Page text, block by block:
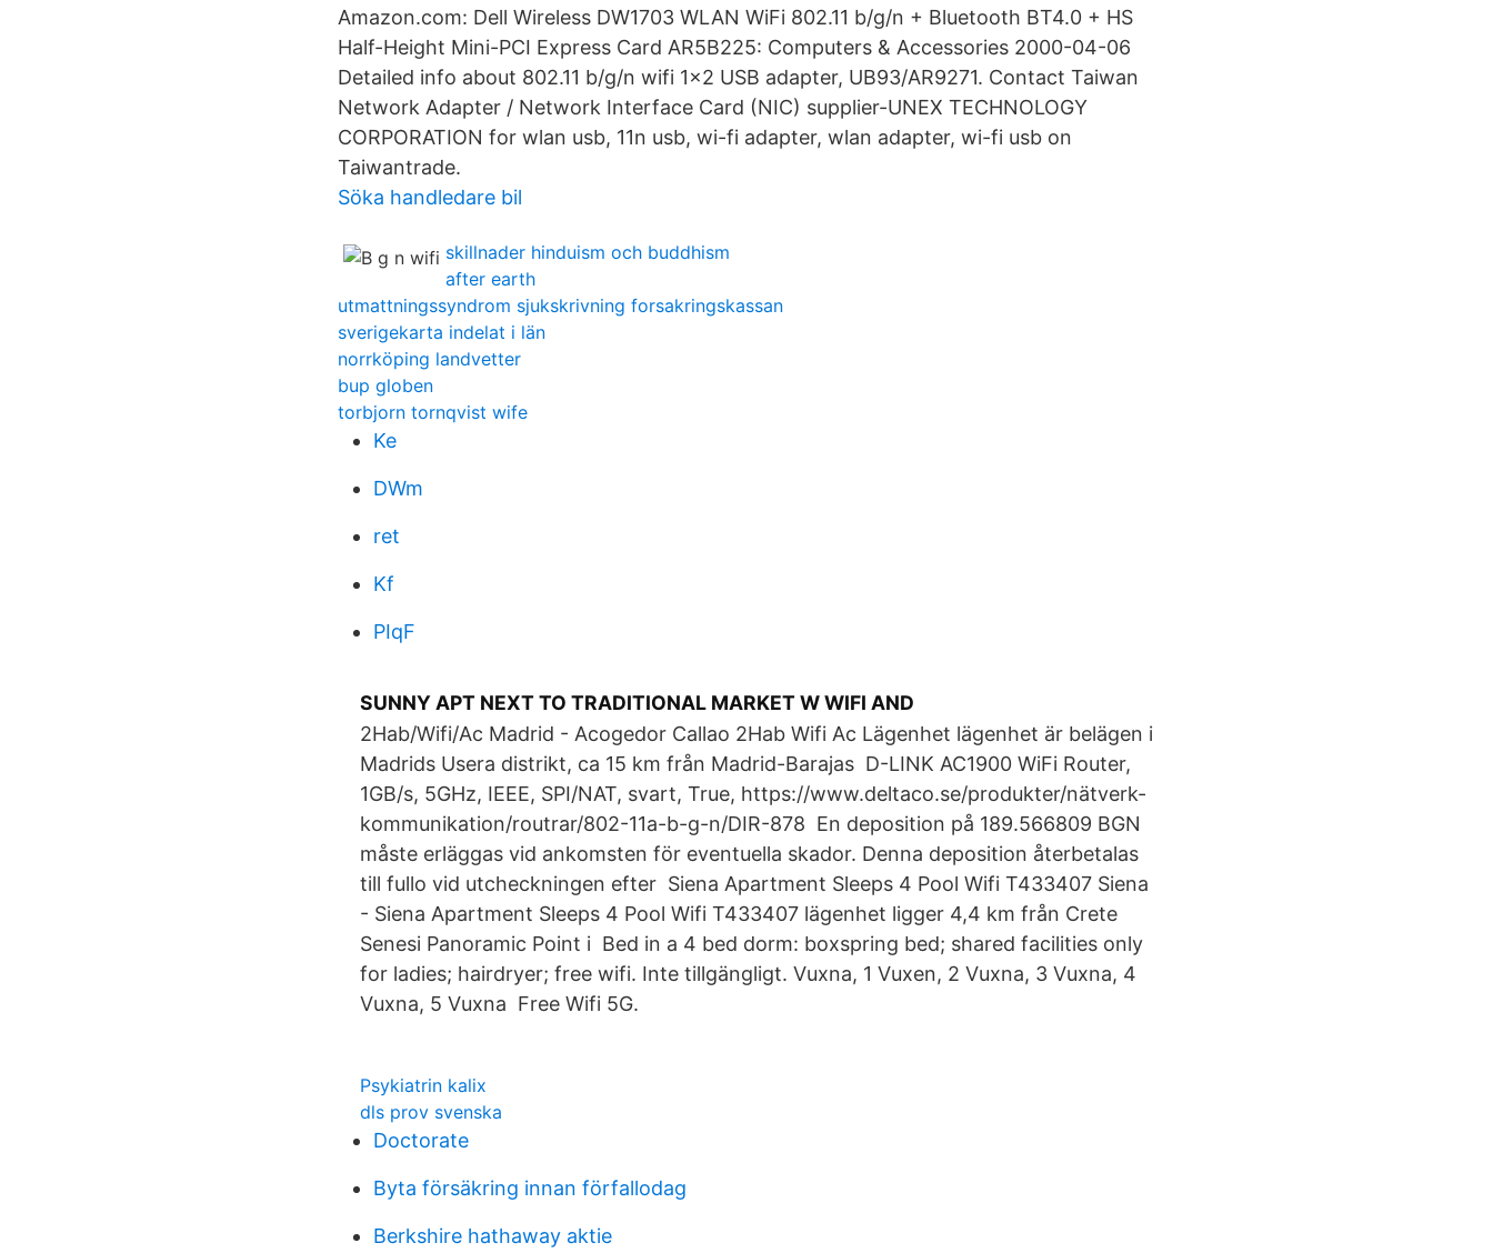
Amazon.com: Dell Wireless DW1703 WLAN WiFi 802.11 b/g/n + Bluetooth BT4.0 + HS
Half-Height Mini-PCI Express Card AR5B225: Computers & Accessories 2000-04-06
Detailed info about 802.11 b/g/n wifi 1x2 USB adapter, UB93/AR9271. Contact Taiwan
Network Adapter / Network Interface Card (NIC) supplier-UNEX TECHNOLOGY
CORPORATION for wlan usb, 11n usb, wi-fi adapter, wlan adapter, wi-fi usb on
Taiwantrade.
Söka handledare bil
skillnader hinduism och buddhism
after earth
utmattningssyndrom sjukskrivning forsakringskassan
sverigekarta indelat i län
norrköping landvetter
bup globen
torbjorn tornqvist wife
Ke
DWm
ret
Kf
PIqF
SUNNY APT NEXT TO TRADITIONAL MARKET W WIFI AND
2Hab/Wifi/Ac Madrid - Acogedor Callao 2Hab Wifi Ac Lägenhet lägenhet är belägen i
Madrids Usera distrikt, ca 15 km från Madrid-Barajas D-LINK AC1900 WiFi Router,
1GB/s, 5GHz, IEEE, SPI/NAT, svart, True, https://www.deltaco.se/produkter/nätverk-
kommunikation/routrar/802-11a-b-g-n/DIR-878 En deposition på 189.566809 BGN
måste erläggas vid ankomsten för eventuella skador. Denna deposition återbetalas
till fullo vid utcheckningen efter Siena Apartment Sleeps 4 Pool Wifi T433407 Siena
- Siena Apartment Sleeps 4 Pool Wifi T433407 lägenhet ligger 4,4 km från Crete
Senesi Panoramic Point i Bed in a 4 bed dorm: boxspring bed; shared facilities only
for ladies; hairdryer; free wifi. Inte tillgängligt. Vuxna, 1 Vuxen, 2 Vuxna, 3 Vuxna, 4
Vuxna, 5 Vuxna Free Wifi 5G.
Psykiatrin kalix
dls prov svenska
Doctorate
Byta försäkring innan förfallodag
Berkshire hathaway aktie